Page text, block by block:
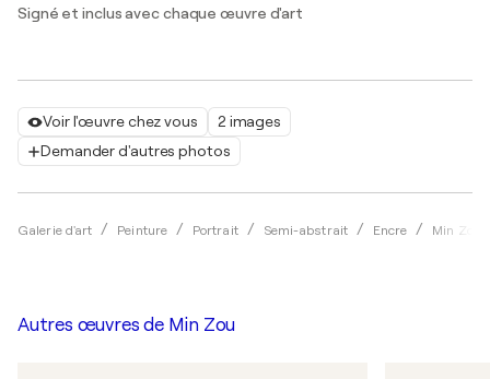
Voir l'œuvre chez vous
2 images
Demander d'autres photos
Galerie d'art Peinture Portrait Semi-abstrait Encre Min Zou
Signé et inclus avec chaque œuvre d'art
Autres œuvres de Min Zou